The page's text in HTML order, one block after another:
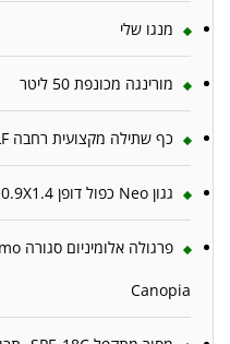
מנגו שלי
מורינגה מכונפת 50 ליטר
כף שתילה מקצועית רחבה LU-2K – WOLF
גגון Neo כפול דופן 0.9X1.4 מבית פלרם – Canopia
Canopia